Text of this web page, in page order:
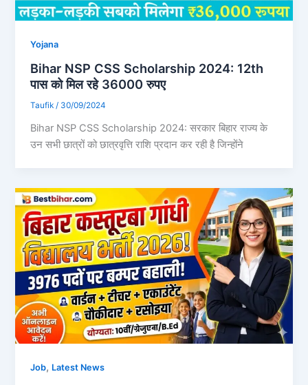
Yojana
Bihar NSP CSS Scholarship 2024: 12th
पास को मिल रहे 36000 रुपए
Taufik/ 30/09/2024
Bihar NSP CSS Scholarship 2024: सरकार बिहार राज्य के
उन सभी छात्रों को छात्रवृत्ति राशि प्रदान कर रही है जिन्होंने
Job, Latest News